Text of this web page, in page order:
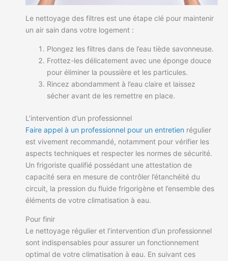
Le nettoyage des filtres est une étape clé pour maintenir
un air sain dans votre logement :
Plongez les filtres dans de l’eau tiède savonneuse.
Frottez-les délicatement avec une éponge douce
pour éliminer la poussière et les particules.
Rincez abondamment à l’eau claire et laissez
sécher avant de les remettre en place.
L’intervention d’un professionnel
Faire appel à un professionnel pour un entretien régulier
est vivement recommandé, notamment pour vérifier les
aspects techniques et respecter les normes de sécurité.
Un frigoriste qualifié possédant une attestation de
capacité sera en mesure de contrôler l’étanchéité du
circuit, la pression du fluide frigorigène et l’ensemble des
éléments de votre climatisation à eau.
Pour finir
Le nettoyage régulier et l’intervention d’un professionnel
sont indispensables pour assurer un fonctionnement
optimal de votre climatisation à eau. En suivant ces